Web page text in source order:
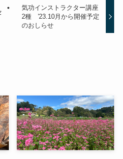
気功インストラクター講座
2種 '23.10月から開催予定
のおしらせ